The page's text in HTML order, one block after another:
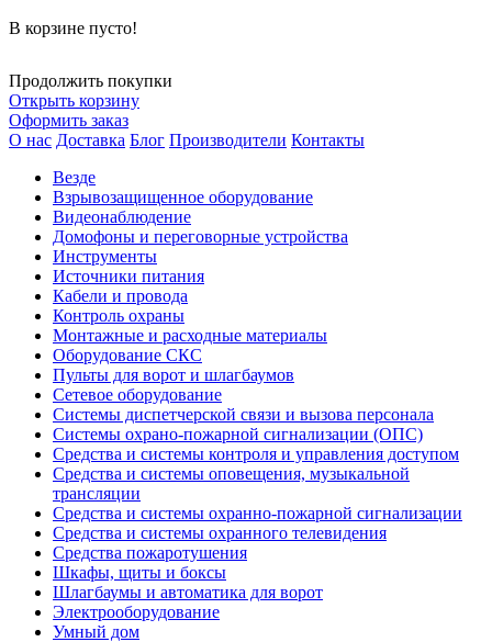
В корзине пусто!
Продолжить покупки
Открыть корзину
Оформить заказ
О нас Доставка Блог Производители Контакты
Везде
Взрывозащищенное оборудование
Видеонаблюдение
Домофоны и переговорные устройства
Инструменты
Источники питания
Кабели и провода
Контроль охраны
Монтажные и расходные материалы
Оборудование СКС
Пульты для ворот и шлагбаумов
Сетевое оборудование
Системы диспетчерской связи и вызова персонала
Системы охрано-пожарной сигнализации (ОПС)
Средства и системы контроля и управления доступом
Средства и системы оповещения, музыкальной
трансляции
Средства и системы охранно-пожарной сигнализации
Средства и системы охранного телевидения
Средства пожаротушения
Шкафы, щиты и боксы
Шлагбаумы и автоматика для ворот
Электрооборудование
Умный дом